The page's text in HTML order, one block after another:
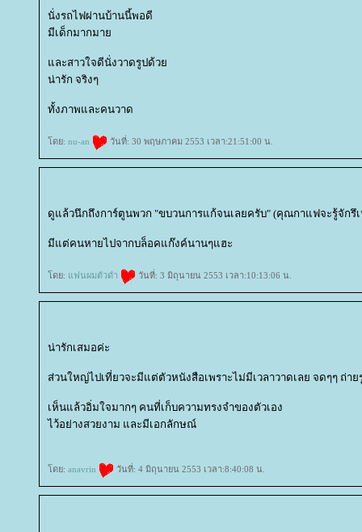
นั่งรถไฟผ่านบ้านนี้พอดี
มีเด็กมากมา
ละสาวใจดีนั่งวาดรูปด้ว
น่ารัก จริงๆ
ทั้งภาพและคนวาด
ดย: nu-an วันที่: 30 พฤษภาคม 2553 เวลา:21:51:00 น.
ดูแล้วนึกถึงการ์ตูนพวก "ขบวนการแก้จนเลยครับ" (คุณกาแฟจะรู้จักรึเ
มีแต่คนหายไปจากบล็อคแก๊งค์นานๆแฮะ
ดย: ฟนผมตัวดำ วันที่: 3 มิถุนายน 2553 เวลา:10:13:06 น.
น่ารักเสมอค่ะ
ส่วนใหญ่ไปเที่ยวจะมีแต่ตัวหนังสือเพราะไม่มีเวลาวาดเลย จดๆๆ ถ่า
เห็นแล้วอิ่มใจมากๆ คนที่เก็บความทรงจำของตัวเอง
ไว้อย่างสวยงาม และมีเอกลักษณ์
ดย: anavrin วันที่: 4 มิถุนายน 2553 เวลา:8:40:08 น.